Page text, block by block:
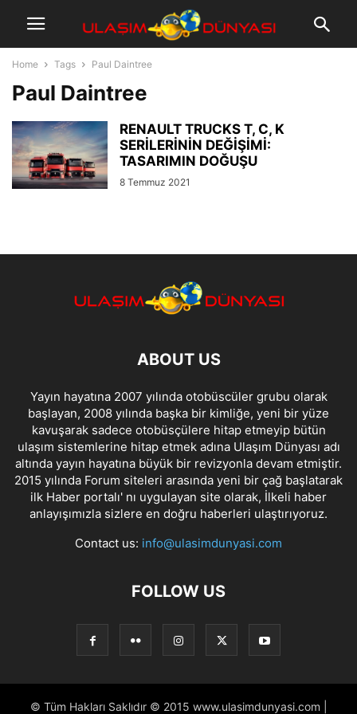
Home Tags Paul Daintree
Paul Daintree
RENAULT TRUCKS T, C, K
SERİLERİNİN DEĞİŞİMİ:
TASARIMIN DOĞUŞU
8 Temmuz 2021
ABOUT US
Yayın hayatına 2007 yılında otobüscüler grubu olarak
başlayan, 2008 yılında başka bir kimliğe, yeni bir yüze
kavuşarak sadece otobüsçülere hitap etmeyip bütün
ulaşım sistemlerine hitap etmek adına Ulaşım Dünyası adı
altında yayın hayatına büyük bir revizyonla devam etmiştir.
2015 yılında Forum siteleri arasında yeni bir çağ başlatarak
ilk Haber portalı' nı uygulayan site olarak, İlkeli haber
anlayışımızla sizlere en doğru haberleri ulaştırıyoruz.
Contact us: info@ulasimdunyasi.com
FOLLOW US
© Tüm Hakları Saklıdır © 2015 www.ulasimdunyasi.com |